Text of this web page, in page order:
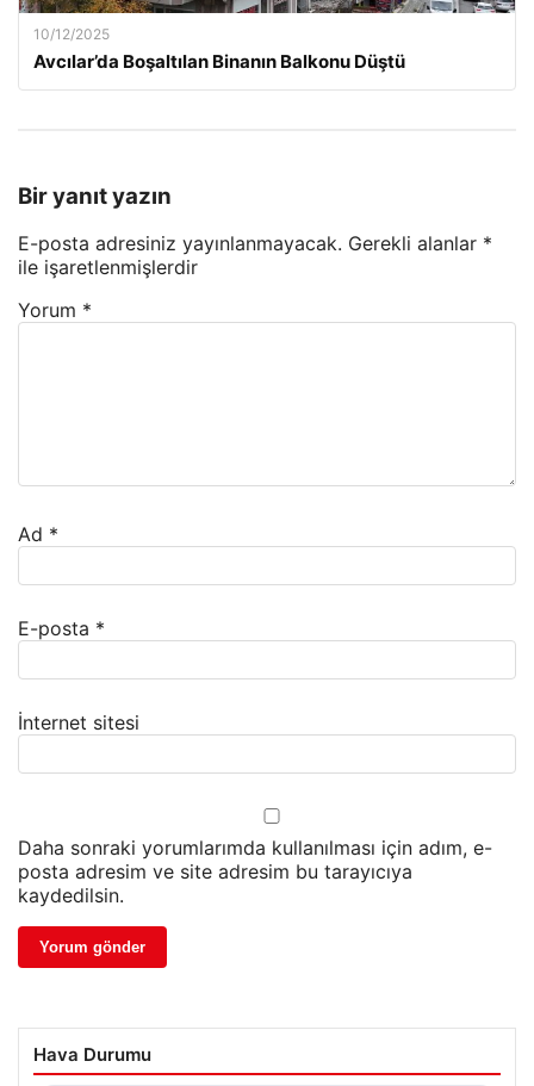
10/12/2025
Avcılar’da Boşaltılan Binanın Balkonu Düştü
Bir yanıt yazın
E-posta adresiniz yayınlanmayacak. Gerekli alanlar *
ile işaretlenmişlerdir
Yorum *
Ad *
E-posta *
İnternet sitesi
Daha sonraki yorumlarımda kullanılması için adım, e-
posta adresim ve site adresim bu tarayıcıya
kaydedilsin.
Hava Durumu